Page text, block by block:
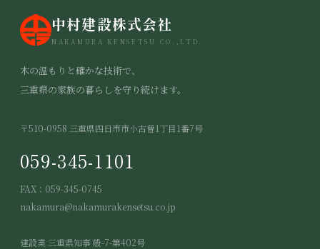
中村建設株式会社
NAKAMURA KENSETSU CO.,LTD.
木の温もりと確かな技術で、
三重県の家族の暮らしを守り続けます。
〒510-0958 三重県四日市市小古曽1丁目1番7号
059-345-1101
FAX：059-345-0745
nakamura@nakamurakensetsu.co.jp
建設業 三重県知事 般-7-第402号